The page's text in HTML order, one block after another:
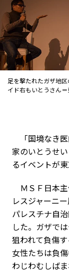
足を撃たれたガザ地
イド右もいとうさん
「国境なき
家のいとうせ
るイベントが
ＭＳＦ日本
レスジャーニ
パレスチナ自
した。ガザで
狙われて負傷
女性たちは負
わじわむしば